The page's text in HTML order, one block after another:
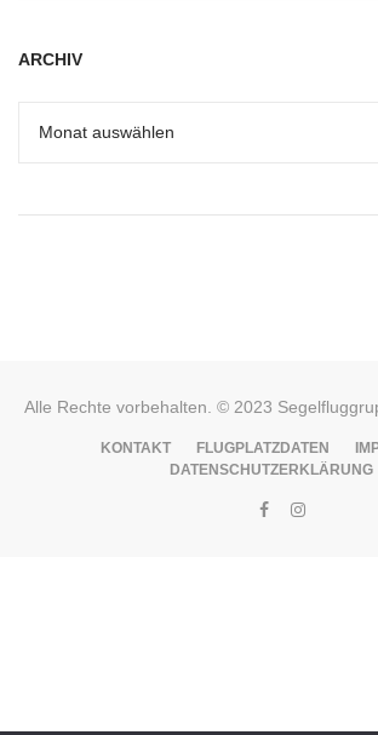
ARCHIV
Alle Rechte vorbehalten. © 2023
KONTAKT FLUGPLATZDATEN
DATENSCHUTZERKLÄRUNG